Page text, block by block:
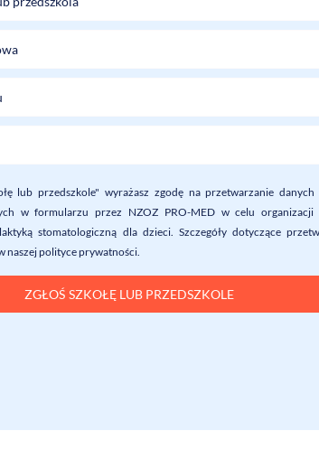
lub przedszkole" wyrażasz zgodę na przetwarzanie danych
w formularzu przez NZOZ PRO-MED w celu organizacji
stomatologiczną dla dzieci. Szczegóły dotyczące
naszej polityce prywatności.
ZGŁOŚ SZKOŁĘ LUB PRZEDSZKOLE